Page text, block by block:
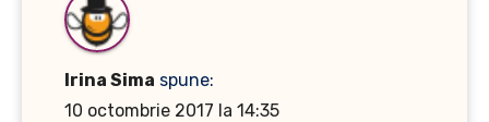
Irina Sima spune:
10 octombrie 2017 la 14:35